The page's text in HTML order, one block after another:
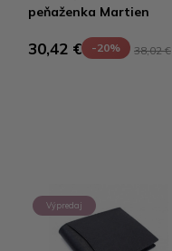
peňaženka Martien
30,42 € -20% 38,02 €
Výpredaj